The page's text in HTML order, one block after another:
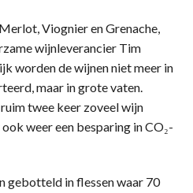
Viognier en Grenache,
wijnleverancier Tim
worden de wijnen niet meer in
maar in grote vaten.
twee keer zoveel wijn
weer een besparing in CO₂-
gebotteld in flessen waar 70